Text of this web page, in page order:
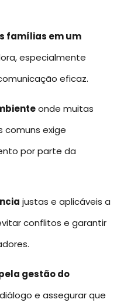
famílias em um
especialmente
eficaz.
onde muitas
comuns exige
por parte da
justas e aplicáveis a
conflitos e garantir
gestão do
e assegurar que